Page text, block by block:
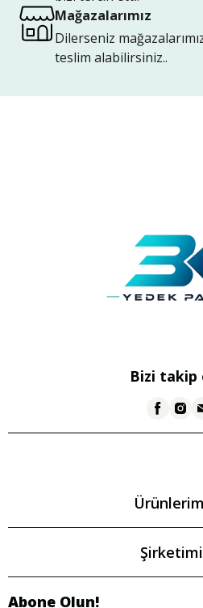
Mağazalarımız
Dilerseniz
teslim alabilirsiniz..
Bizi takip
Abone Olun!